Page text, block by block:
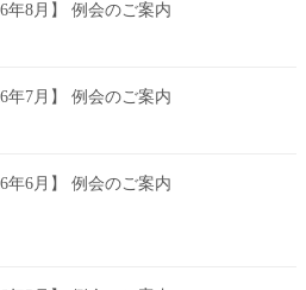
年8月】 例会のご案内
年7月】 例会のご案内
年6月】 例会のご案内